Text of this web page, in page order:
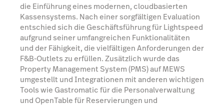
die Einführung eines modernen, cloudbasierten
Kassensystems. Nach einer sorgfältigen Evaluation
entschied sich die Geschäftsführung für Lightspeed
aufgrund seiner umfangreichen Funktionalitäten
und der Fähigkeit, die vielfältigen Anforderungen der
F&B-Outlets zu erfüllen. Zusätzlich wurde das
Property Management System (PMS) auf MEWS
umgestellt und Integrationen mit anderen wichtigen
Tools wie Gastromatic für die Personalverwaltung
und OpenTable für Reservierungen und